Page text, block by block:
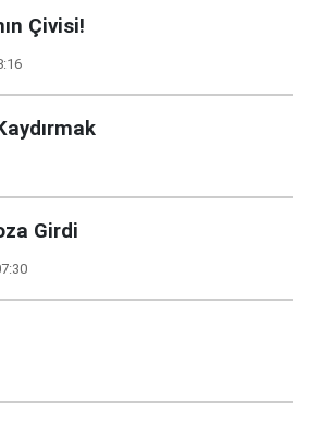
Çivisi!
Girdi